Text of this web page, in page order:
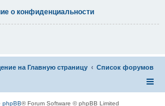
о конфиденциальности
на Главную страницу Список форумов
phpBB® Forum Software © phpBB Limited